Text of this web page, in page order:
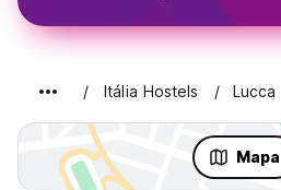
Itália Hostels Lucca
Mapa